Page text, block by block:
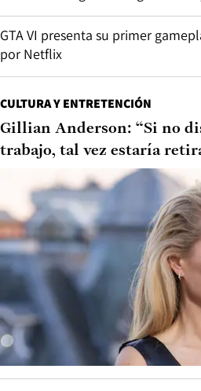
GTA VI presenta su primer
por Netflix
CULTURA Y ENTRETENCIÓN
Gillian Anderson: “Si no
trabajo, tal vez estaría